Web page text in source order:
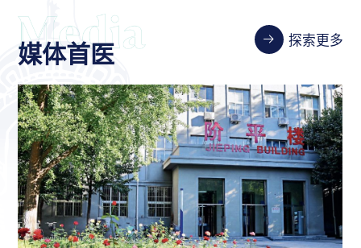
媒体首医 探索更多